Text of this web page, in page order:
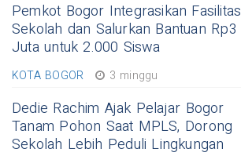
Pemkot Bogor Integrasikan Fasilitas
Sekolah dan Salurkan Bantuan Rp3
Juta untuk 2.000 Siswa
KOTA BOGOR 3 minggu
Dedie Rachim Ajak Pelajar Bogor
Tanam Pohon Saat MPLS, Dorong
Sekolah Lebih Peduli Lingkungan